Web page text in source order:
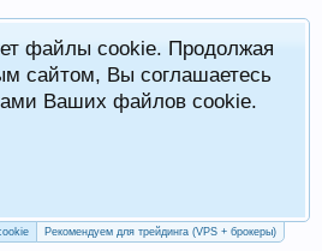
файлы cookie. Продолжая
сайтом, Вы соглашаетесь
Ваших файлов cookie.
Рекомендуем для трейдинга (VPS + брокеры)